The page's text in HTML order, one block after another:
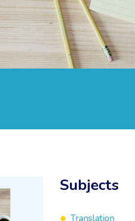
Subjects
Translation